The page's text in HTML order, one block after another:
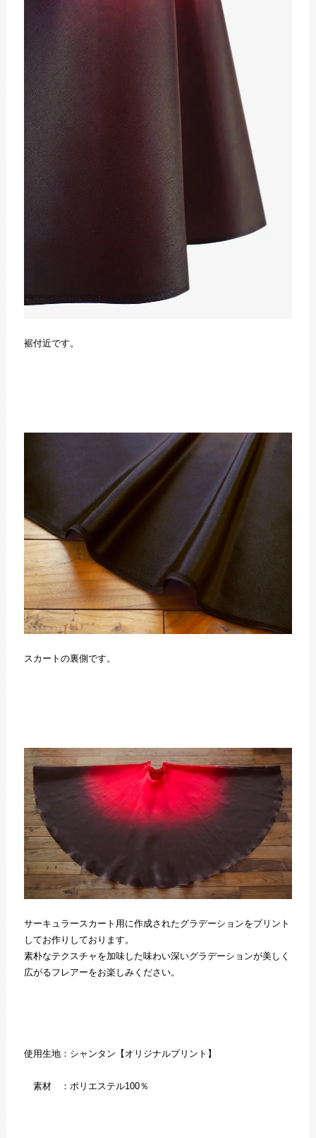
裾付近です。
スカートの裏側です。
サーキュラースカート用に作成されたグラデーションをプリント
してお作りしております。
素朴なテクスチャを加味した味わい深いグラデーションが美しく
広がるフレアーをお楽しみください。
使用生地：シャンタン【オリジナルプリント】
素材 ：ポリエステル100％